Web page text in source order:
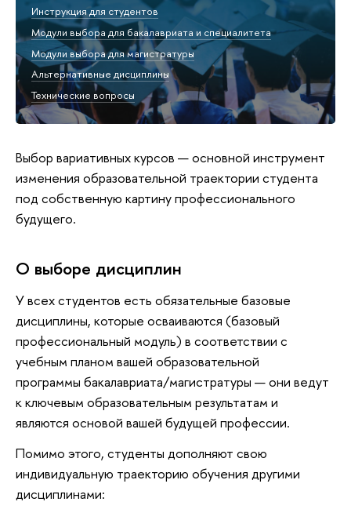
Инструкция для студентов
Модули выбора для бакалавриата и специалитета
Модули выбора для магистратуры
Альтернативные дисциплины
Технические вопросы
Выбор вариативных курсов — основной инструмент
изменения образовательной траектории студента
под собственную картину профессионального
будущего.
О выборе дисциплин
У всех студентов есть обязательные базовые
дисциплины, которые осваиваются (базовый
профессиональный модуль) в соответствии с
учебным планом вашей образовательной
программы бакалавриата/магистратуры — они ведут
к ключевым образовательным результатам и
являются основой вашей будущей профессии.
Помимо этого, студенты дополняют свою
индивидуальную траекторию обучения другими
дисциплинами: